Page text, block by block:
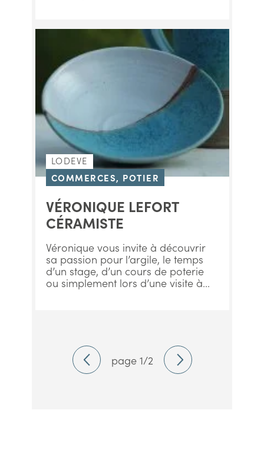
LODEVE
COMMERCES, POTIER
VÉRONIQUE LEFORT
CÉRAMISTE
Véronique vous invite à découvrir
sa passion pour l’argile, le temps
d’un stage, d’un cours de poterie
ou simplement lors d’une visite à...
page 1/2